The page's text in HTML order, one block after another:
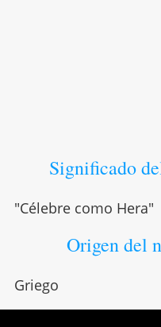
Significado
"Célebre como Hera"
Origen del
Griego